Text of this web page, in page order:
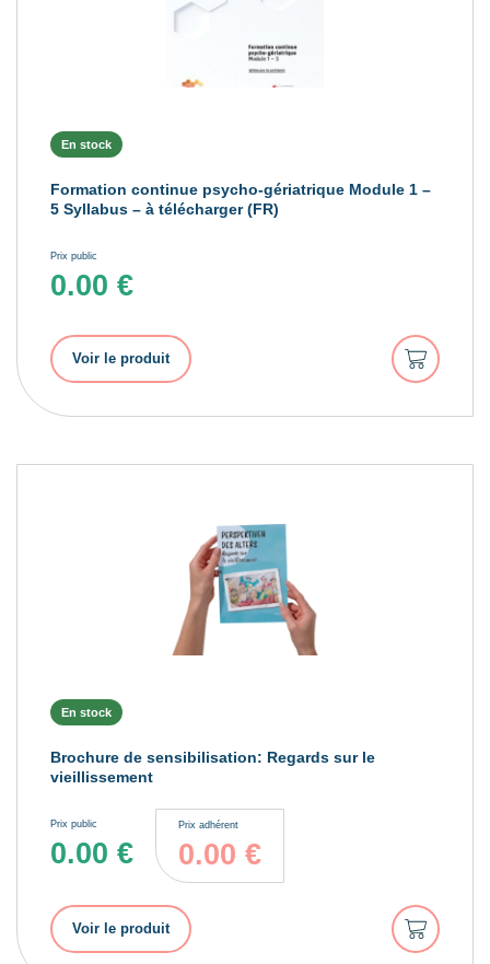
En stock
Formation continue psycho-gériatrique Module 1 –
5 Syllabus – à télécharger (FR)
Prix public
0.00 €
Voir le produit
Ajouter
au
panier
En stock
Brochure de sensibilisation: Regards sur le
vieillissement
Prix public
0.00 €
Prix adhérent
0.00 €
Voir le produit
Ajouter
au
panier